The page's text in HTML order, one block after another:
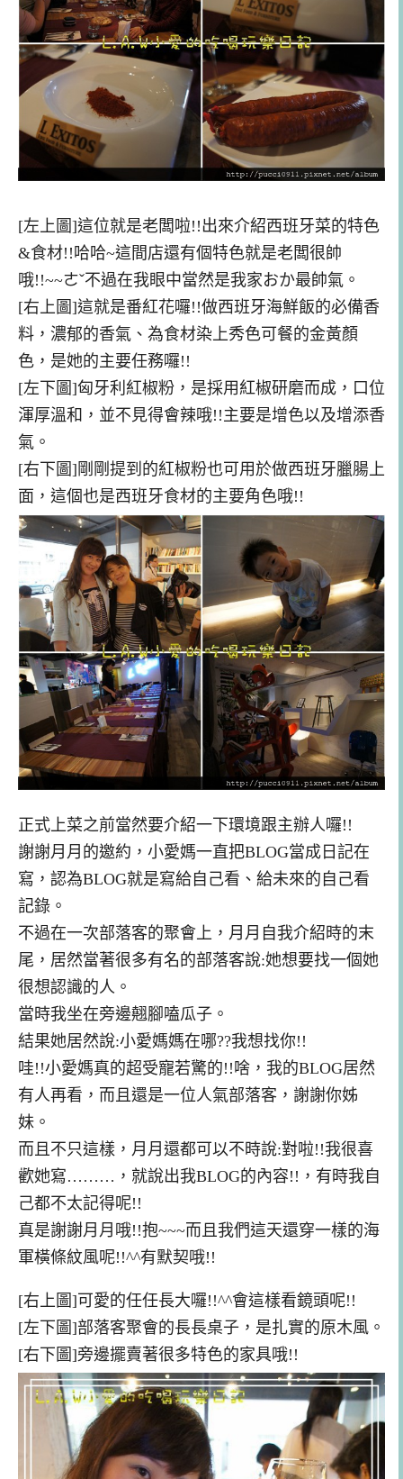
[左上圖]這位就是老闆啦!!出來介紹西班牙菜的特色
&食材!!哈哈~這間店還有個特色就是老闆很帥
哦!!~~ㄜˇ不過在我眼中當然是我家おか最帥氣。
[右上圖]這就是番紅花囉!!做西班牙海鮮飯的必備香
料，濃郁的香氣、為食材染上秀色可餐的金黃顏
色，是她的主要任務囉!!
[左下圖]匈牙利紅椒粉，是採用紅椒研磨而成，口位
渾厚溫和，並不見得會辣哦!!主要是增色以及增添香
氣。
[右下圖]剛剛提到的紅椒粉也可用於做西班牙臘腸上
面，這個也是西班牙食材的主要角色哦!!
正式上菜之前當然要介紹一下環境跟主辦人囉!!
謝謝月月的邀約，小愛媽一直把BLOG當成日記在
寫，認為BLOG就是寫給自己看、給未來的自己看
記錄。
不過在一次部落客的聚會上，月月自我介紹時的末
尾，居然當著很多有名的部落客說:她想要找一個她
很想認識的人。
當時我坐在旁邊翹腳嗑瓜子。
結果她居然說:小愛媽媽在哪??我想找你!!
哇!!小愛媽真的超受寵若驚的!!啥，我的BLOG居然
有人再看，而且還是一位人氣部落客 ， 謝謝你姊
妹。
而且不只這樣，月月還都可以不時說:對啦!!我很喜
歡她寫………，就說出我BLOG的內容!! ， 有時我自
己都不太記得呢!!
真是謝謝月月哦!!抱~~~而且我們這天還穿一樣的海
軍橫條紋風呢!!^^有默契哦!!
[右上圖]可愛的任任長大囉!!^^會這樣看鏡頭呢!!
[左下圖]部落客聚會的長長桌子，是扎實的原木風。
[右下圖]旁邊擺賣著很多特色的家具哦!!